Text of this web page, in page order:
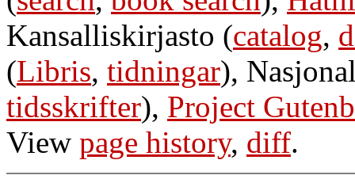
Kansalliskirjasto (catalog,
(Libris, tidningar),
tidsskrifter), Project
View page history, diff.